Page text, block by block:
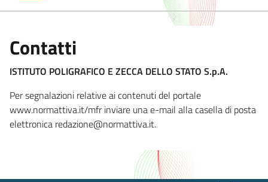
Contatti
ISTITUTO POLIGRAFICO E ZECCA DELLO STATO S.p.A.
Per segnalazioni relative ai contenuti del portale
www.normattiva.it/mfr inviare una e-mail alla casella di posta
elettronica redazione@normattiva.it.